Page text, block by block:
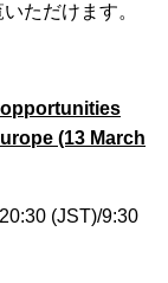
ただけます。
(13 March
(JST)/9:30